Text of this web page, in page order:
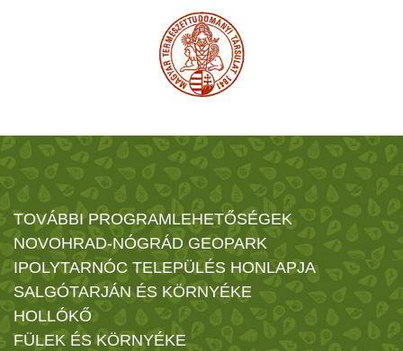
TOVÁBBI PROGRAMLEHETŐSÉGEK
NOVOHRAD-NÓGRÁD GEOPARK
IPOLYTARNÓC TELEPÜLÉS HONLAPJA
SALGÓTARJÁN ÉS KÖRNYÉKE
HOLLÓKŐ
FÜLEK ÉS KÖRNYÉKE